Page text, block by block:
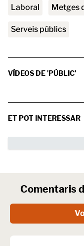
laboral
serveis públics
VÍDEOS DE 'PÚBLIC'
ET POT INTERESSAR
Comentaris